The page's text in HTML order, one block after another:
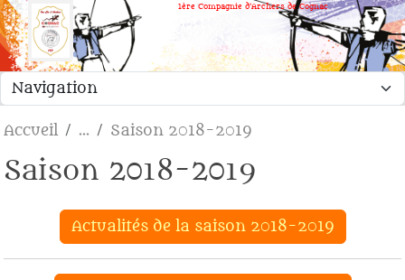
1ère Compagnie d'Archers de Cognac
Accueil Saison 2018-2019
Saison 2018-2019
Actualités de la saison 2018-2019
Panneau de gestion des cookies